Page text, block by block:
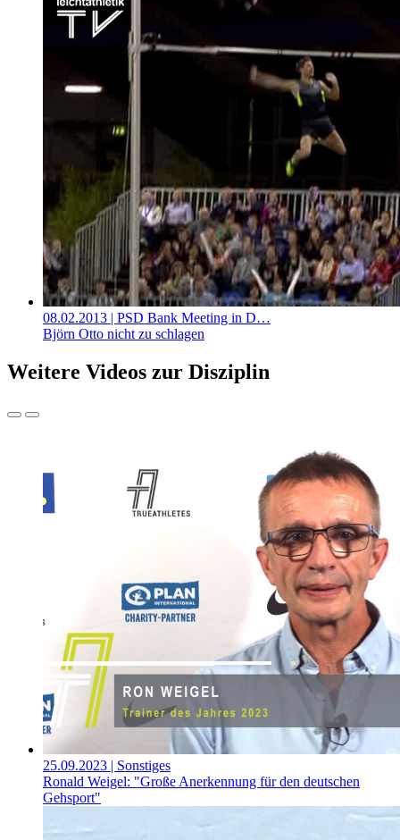
08.02.2013 | PSD Bank Meeting in D…
Björn Otto nicht zu schlagen
Weitere Videos zur Disziplin
25.09.2023 | Sonstiges
Ronald Weigel: "Große Anerkennung für den deutschen
Gehsport"